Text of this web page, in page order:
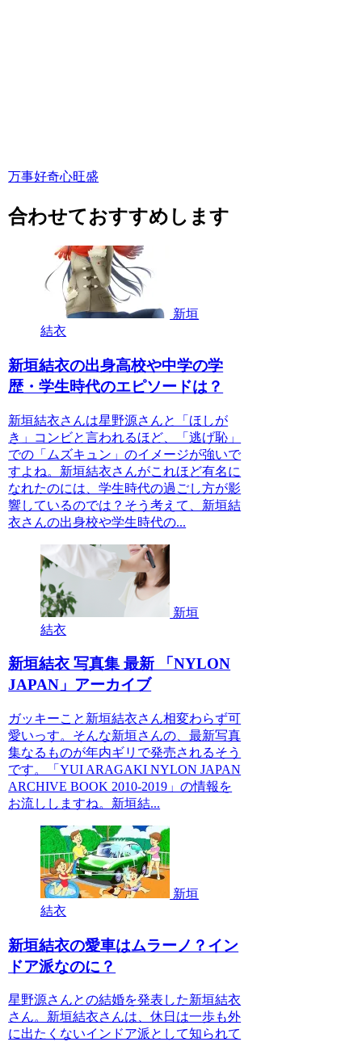
万事好奇心旺盛
合わせておすすめします
新垣
結衣
新垣結衣の出身高校や中学の学
歴・学生時代のエピソードは？
新垣結衣さんは星野源さんと「ほしが
き」コンビと言われるほど、「逃げ恥」
での「ムズキュン」のイメージが強いで
すよね。新垣結衣さんがこれほど有名に
なれたのには、学生時代の過ごし方が影
響しているのでは？そう考えて、新垣結
衣さんの出身校や学生時代の...
新垣
結衣
新垣結衣 写真集 最新 「NYLON
JAPAN」アーカイブ
ガッキーこと新垣結衣さん相変わらず可
愛いっす。そんな新垣さんの、最新写真
集なるものが年内ギリで発売されるそう
です。「YUI ARAGAKI NYLON JAPAN
ARCHIVE BOOK 2010‐2019」の情報を
お流ししますね。新垣結...
新垣
結衣
新垣結衣の愛車はムラーノ？イン
ドア派なのに？
星野源さんとの結婚を発表した新垣結衣
さん。新垣結衣さんは、休日は一歩も外
に出たくないインドア派として知られて